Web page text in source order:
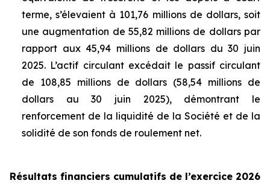
terme, s’élevaient à 101,76 millions de dollars, soit
une augmentation de 55,82 millions de dollars par
rapport aux 45,94 millions de dollars du 30 juin
2025. L’actif circulant excédait le passif circulant
de 108,85 millions de dollars (58,54 millions de
dollars au 30 juin 2025), démontrant le
renforcement de la liquidité de la Société et de la
solidité de son fonds de roulement net.
Résultats financiers cumulatifs de l’exercice 2026